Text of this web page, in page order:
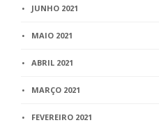
JUNHO 2021
MAIO 2021
ABRIL 2021
MARÇO 2021
FEVEREIRO 2021